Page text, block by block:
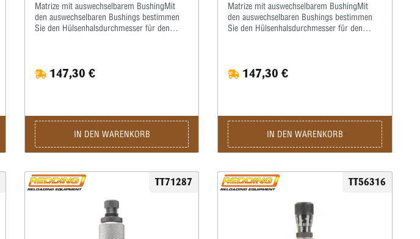
Matrize mit auswechselbarem BushingMit
den auswechselbaren Bushings bestimmen
Sie den Hülsenhalsdurchmesser für den
kalibriert wird.Type „S”- Matrize mit
Halskalibrierung für Bushing- Body Die-
147,30 €
IN DEN WARENKORB
Matrize mit auswechselbarem BushingMit
den auswechselbaren Bushings bestimmen
Sie den Hülsenhalsdurchmesser für den
kalibriert wird.Type „S”- Matrize mit
Halskalibrierung für Bushing- Body Die-
147,30 €
IN DEN WARENKORB
TT71287 TT56316